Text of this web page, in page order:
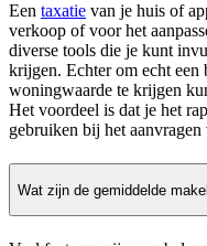
Een taxatie van je huis of
verkoop of voor het
diverse tools die je kunt
krijgen. Echter om echt een
woningwaarde te krijgen
Het voordeel is dat je het
gebruiken bij het aanvragen
Wat zijn de gemiddelde